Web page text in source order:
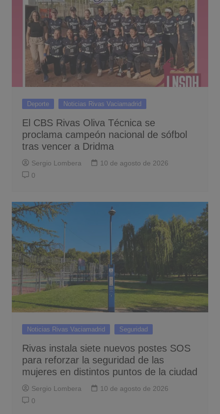
Deporte Noticias Rivas Vaciamadrid
El CBS Rivas Oliva Técnica se
proclama campeón nacional de sófbol
tras vencer a Dridma
Sergio Lombera
10 de agosto de 2026
0
Noticias Rivas Vaciamadrid Seguridad
Rivas instala siete nuevos postes SOS
para reforzar la seguridad de las
mujeres en distintos puntos de la ciudad
Sergio Lombera
10 de agosto de 2026
0